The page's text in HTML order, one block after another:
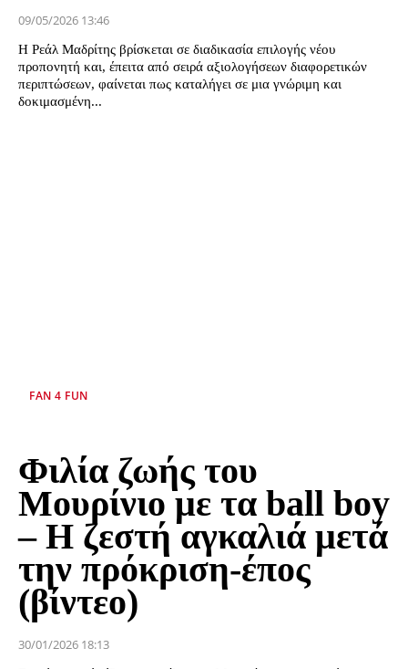
09/05/2026 13:46
Η Ρεάλ Μαδρίτης βρίσκεται σε διαδικασία επιλογής νέου
προπονητή και, έπειτα από σειρά αξιολογήσεων διαφορετικών
περιπτώσεων, φαίνεται πως καταλήγει σε μια γνώριμη και
δοκιμασμένη...
FAN 4 FUN
Φιλία ζωής του
Μουρίνιο με τα ball boy
– Η ζεστή αγκαλιά μετά
την πρόκριση-έπος
(βίντεο)
30/01/2026 18:13